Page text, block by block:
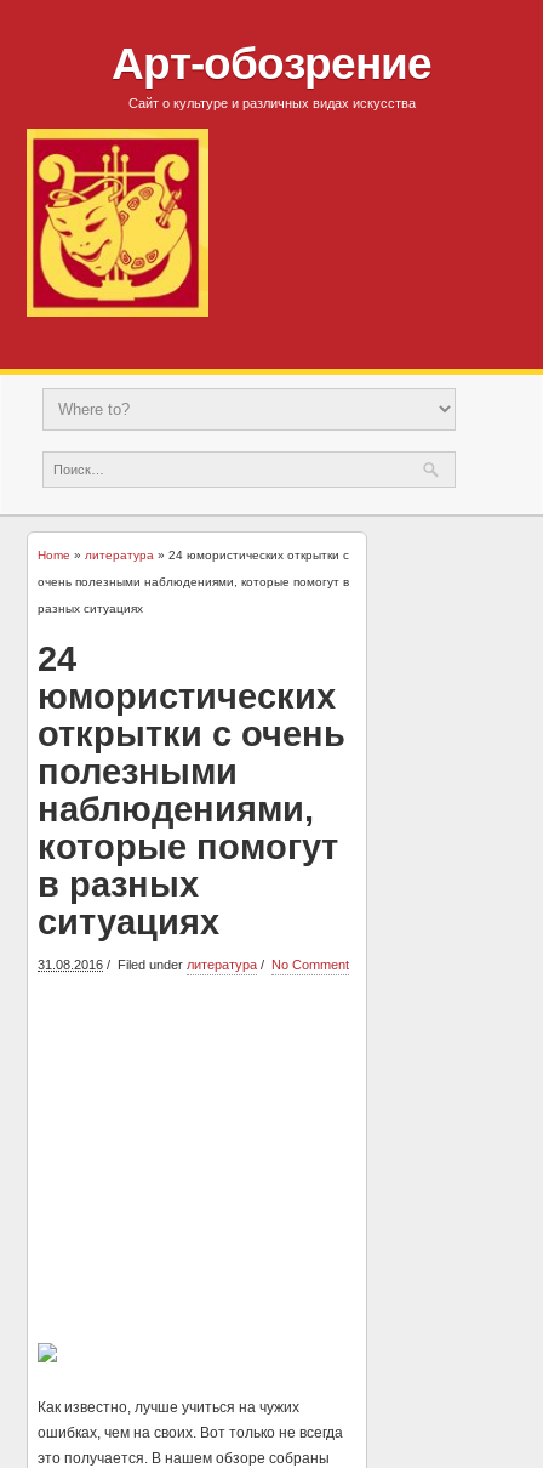
Арт-обозрение
Сайт о культуре и различных видах искусства
Home »литература » 24 юмористических открытки с
очень полезными наблюдениями, которые помогут в
разных ситуациях
24
юмористических
открытки с очень
полезными
наблюдениями,
которые помогут
в разных
ситуациях
31.08.2016 Filed under литература No Comment
Как известно, лучше учиться на чужих
ошибках, чем на своих. Вот только не всегда
это получается. В нашем обзоре собраны